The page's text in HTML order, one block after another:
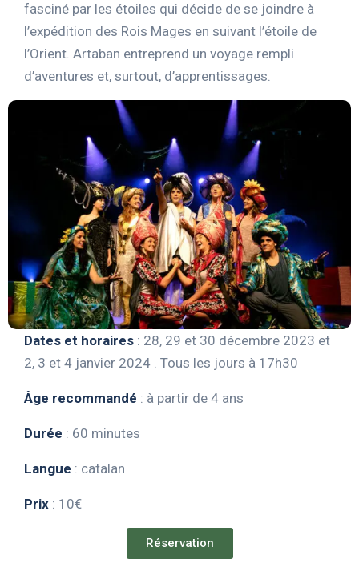
fasciné par les étoiles qui décide de se joindre à
l’expédition des Rois Mages en suivant l’étoile de
l’Orient. Artaban entreprend un voyage rempli
d’aventures et, surtout, d’apprentissages.
Dates et horaires : 28, 29 et 30 décembre 2023 et
2, 3 et 4 janvier 2024 . Tous les jours à 17h30
Âge recommandé : à partir de 4 ans
Durée : 60 minutes
Langue : catalan
Prix : 10€
Réservation